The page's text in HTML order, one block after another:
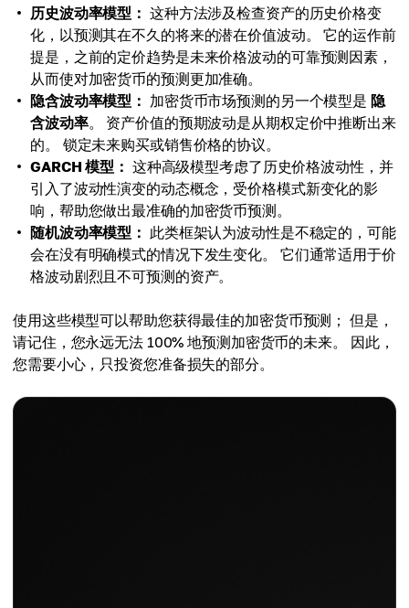
历史波动率模型： 这种方法涉及检查资产的历史价格变
化，以预测其在不久的将来的潜在价值波动。 它的运作前
提是，之前的定价趋势是未来价格波动的可靠预测因素，
从而使对加密货币的预测更加准确。
隐含波动率模型： 加密货币市场预测的另一个模型是 隐
含波动率。 资产价值的预期波动是从期权定价中推断出来
的。 锁定未来购买或销售价格的协议。
GARCH 模型： 这种高级模型考虑了历史价格波动性，并
引入了波动性演变的动态概念，受价格模式新变化的影
响，帮助您做出最准确的加密货币预测。
随机波动率模型： 此类框架认为波动性是不稳定的，可能
会在没有明确模式的情况下发生变化。 它们通常适用于价
格波动剧烈且不可预测的资产。
使用这些模型可以帮助您获得最佳的加密货币预测； 但是，
请记住，您永远无法 100% 地预测加密货币的未来。 因此，
您需要小心，只投资您准备损失的部分。